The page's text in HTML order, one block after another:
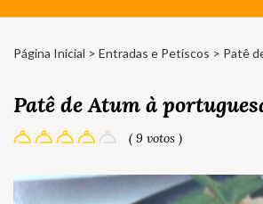
Página Inicial > Entradas e Petiscos > Patê
Patê de Atum à
( 9 votos )